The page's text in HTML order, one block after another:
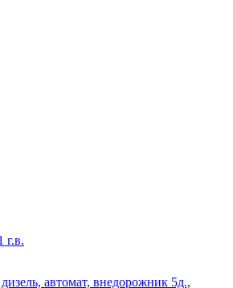
г.в.
автомат, внедорожник 5д.,